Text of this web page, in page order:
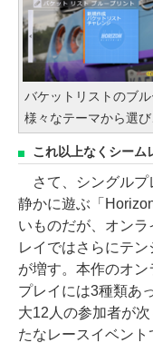
バケットリストのブ
様々なテーマから選
これ以上なくシーム
さて、シングルプ
静かに遊ぶ「
いものだが、オンラ
レイではさらにテン
が増す。本作のオン
プレイには3種類あ
大12人の参加者が
たなレースイベント